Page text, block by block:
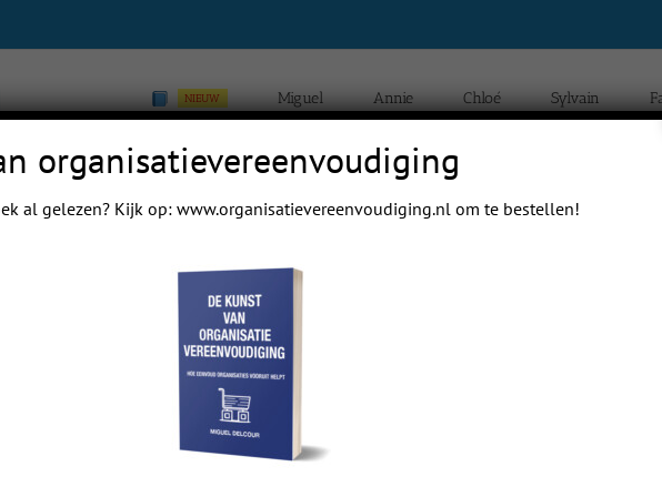
NIEUW Miguel Annie Chloé Sylvain
Home Blogs
papa even.
@media
2{text-
organisatievereenvoudiging
al gelezen? Kijk op: www.organisatievereenvoudiging.nlom te bestellen!